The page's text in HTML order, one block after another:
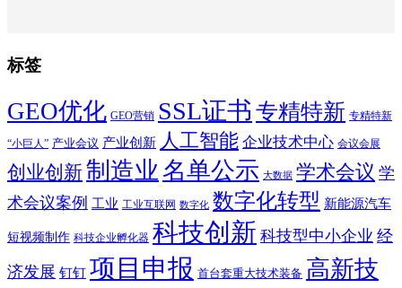
标签
GEO优化 GEO营销 SSL证书 专精特新 专精特新
“小巨人” 产业会议 产业创新 人工智能 企业技术中心 会议会展
创业创新制造业 名单公示 大数据 学术会议 学
术会议案例 工业 工业互联网 数字化 数字化转型 新能源汽车
短视频制作 科技企业孵化器 科技创新 科技型中小企业 经
济发展 钉钉 项目申报 首台套重大技术装备 高新技